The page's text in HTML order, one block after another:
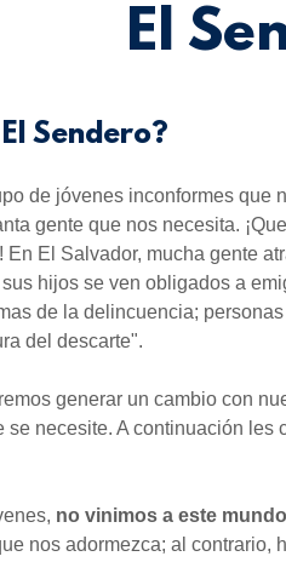
El
Sendero?
de jóvenes inconformes que
gente que nos necesita.
En El Salvador, mucha gente
hijos se ven obligados a
de la delincuencia;
del descarte".
generar un cambio con
se necesite. A continuación
no vinimos a este
nos adormezca; al contrario,